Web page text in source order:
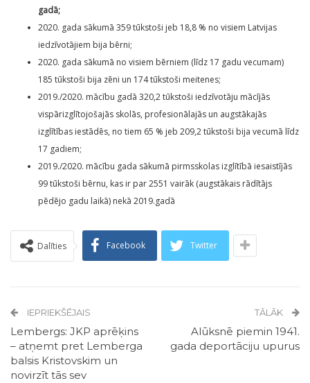
gadā;
2020. gada sākumā 359 tūkstoši jeb 18,8 % no visiem Latvijas
iedzīvotājiem bija bērni;
2020. gada sākumā no visiem bērniem (līdz 17 gadu vecumam)
185 tūkstoši bija zēni un 174 tūkstoši meitenes;
2019./2020. mācību gadā 320,2 tūkstoši iedzīvotāju mācījās
vispārizglītojošajās skolās, profesionālajās un augstākajās
izglītības iestādēs, no tiem 65 % jeb 209,2 tūkstoši bija vecumā līdz
17 gadiem;
2019./2020. mācību gada sākumā pirmsskolas izglītībā iesaistījās
99 tūkstoši bērnu, kas ir par 2551 vairāk (augstākais rādītājs
pēdējo gadu laikā) nekā 2019.gadā
Dalīties Facebook Twitter
IEPRIEKŠĒJAIS
Lembergs: JKP aprēķins
– atņemt pret Lemberga
balsis Kristovskim un
novirzīt tās sev
TĀLĀK
Alūksnē piemin 1941.
gada deportāciju upurus